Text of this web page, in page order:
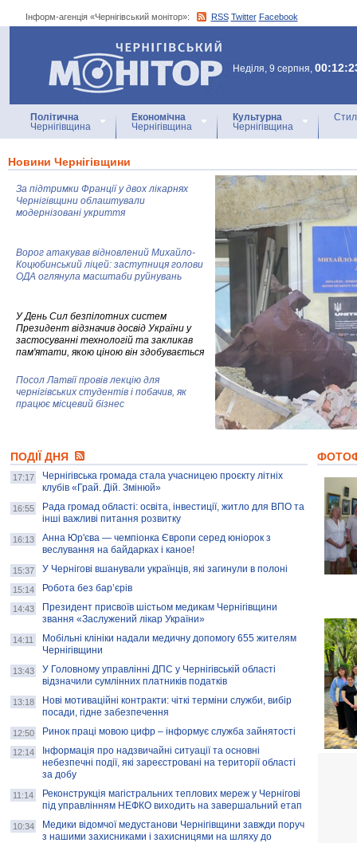
Інформ-агенція «Чернігівський монітор»: RSS Twitter Facebook
Інформ-агенція
«Чернігівський монітор»
Неділя, 9 серпня,
Політична
Чернігівщина
Економічна
Чернігівщина
Культурна
Чернігівщина
Новини Чернігівщини
За підтримки Франції у двох лікарнях
Чернігівщини облаштували
модернізовані укриття
Ворог атакував відновлений Михайло-
Коцюбинський ліцей: заступниця голови
ОДА оглянула масштаби руйнувань
У День Сил безпілотних систем
Президент відзначив досвід України у
застосуванні технологій та закликав
пам'ятати, якою ціною він здобувається
Посол Латвії провів лекцію для
чернігівських студентів і побачив, як
працює місцевий бізнес
колекцію про війну, емоції та тварин
AB InBev Efes Україна підтримала
навчальний проєкт "Молодіжна бізнес-
школа", спрямований на розвиток
підприємництва у Чернігівській області
Золота тварина: видання Forbes
написало про чернігівця Патрона: хто і
скільки на ньому заробляє? І куди
витрачають?
ПОДІЇ ДНЯ
17:17
Чернігівська громада стала учасницею проєкту літніх
клубів «Грай. Дій. Змінюй»
16:55
Рада громад області: освіта, інвестиції, житло для ВПО та
інші важливі питання розвитку
16:13
Анна Юр'єва — чемпіонка Європи серед юніорок з
веслування на байдарках і каное!
15:37 У Чернігові вшанували українців, які загинули в полоні
15:14 Робота без бар’єрів
14:43
Президент присвоїв шістьом медикам Чернігівщини
звання «Заслужений лікар України»
14:11
Мобільні клініки надали медичну допомогу 655 жителям
Чернігівщини
13:43
У Головному управлінні ДПС у Чернігівській області
відзначили сумлінних платників податків
13:18
Нові мотиваційні контракти: чіткі терміни служби, вибір
посади, гідне забезпечення
12:50 Ринок праці мовою цифр – інформує служба зайнятості
12:14
Інформація про надзвичайні ситуації та основні
небезпечні події, які зареєстровані на території області
за добу
11:14
Реконструкція магістральних теплових мереж у Чернігові
під управлінням НЕФКО виходить на завершальний етап
10:34
Медики відомчої медустанови Чернігівщини завжди поруч
з нашими захисниками і захисницями на шляху до